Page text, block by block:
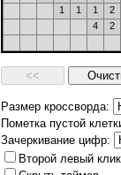
1
1 1 2
4
2
Размер кроссворда:
Пометка пустой
Зачеркивание цифр:
Второй левый